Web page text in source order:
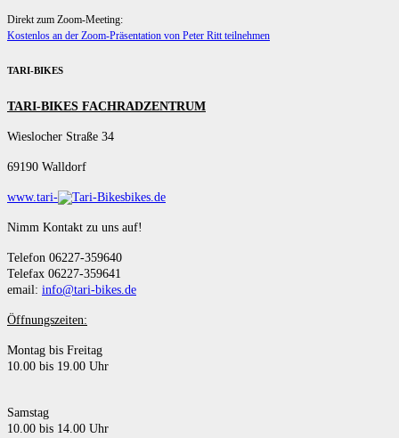
Direkt zum Zoom-Meeting:
Kostenlos an der Zoom-Präsentation von Peter Ritt teilnehmen
TARI-BIKES
TARI-BIKES FACHRADZENTRUM
Wieslocher Straße 34
69190 Walldorf
www.tari- bikes.de
Nimm Kontakt zu uns auf!
Telefon 06227-359640
Telefax 06227-359641
email: info@tari-bikes.de
Öffnungszeiten:
Montag bis Freitag
10.00 bis 19.00 Uhr
Samstag
10.00 bis 14.00 Uhr